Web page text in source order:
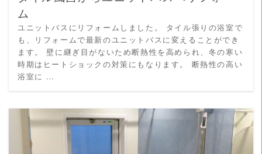
ム
ユニットバスにリフォームしました。 タイル張りの浴室で
も、リフォームで最新のユニットバスに変えることができ
ます。 壁に継ぎ目がないため断熱性を高められ、冬の寒い
時期はヒートショックの対策にもなります。 断熱性の高い
浴室に …